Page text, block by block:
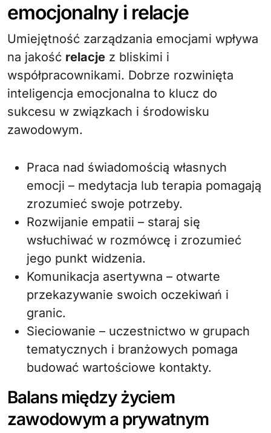
emocjonalny i relacje
Umiejętność zarządzania emocjami wpływa
na jakość relacje z bliskimi i
współpracownikami. Dobrze rozwinięta
inteligencja emocjonalna to klucz do
sukcesu w związkach i środowisku
zawodowym.
Praca nad świadomością własnych
emocji – medytacja lub terapia pomagają
zrozumieć swoje potrzeby.
Rozwijanie empatii – staraj się
wsłuchiwać w rozmówcę i zrozumieć
jego punkt widzenia.
Komunikacja asertywna – otwarte
przekazywanie swoich oczekiwań i
granic.
Sieciowanie – uczestnictwo w grupach
tematycznych i branżowych pomaga
budować wartościowe kontakty.
Balans między życiem
zawodowym a prywatnym